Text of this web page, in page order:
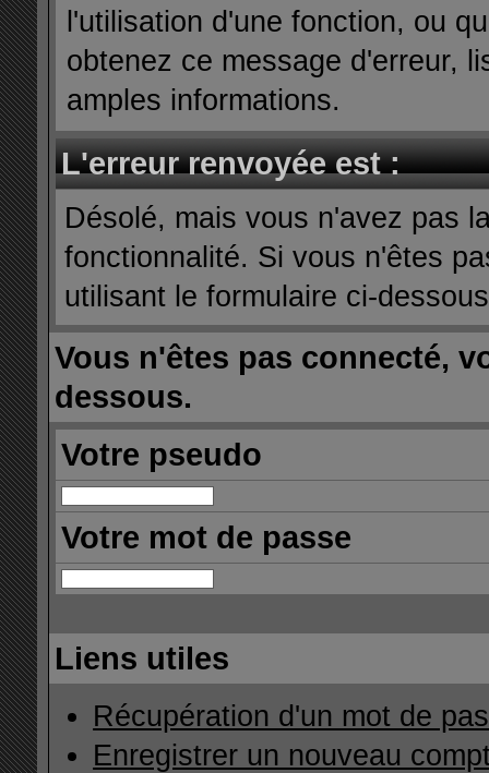
l'utilisation d'une fonction, ou
obtenez ce message d'erreur,
amples informations.
L'erreur renvoyée est :
Désolé, mais vous n'avez pas
fonctionnalité. Si vous n'êtes
utilisant le formulaire ci-
Vous n'êtes pas connecté,
dessous.
Votre pseudo
Votre mot de passe
Liens utiles
Récupération d'un mot de
Enregistrer un nouveau